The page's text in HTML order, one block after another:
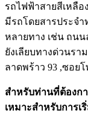
รถไฟฟ้าสายสีเหลือ
มีรถโดยสารประจำ
หลายทาง เช่น ถนน
ยังเลียบทางด่วนรา
ลาดพร้าว 93​ ,ซอย
สำหรับท่านที่ต้องก
เหมาะสำหรับการ